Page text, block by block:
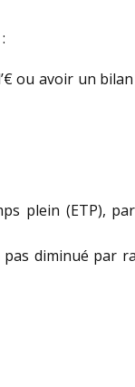
ou avoir un
plein (ETP),
pas diminué par